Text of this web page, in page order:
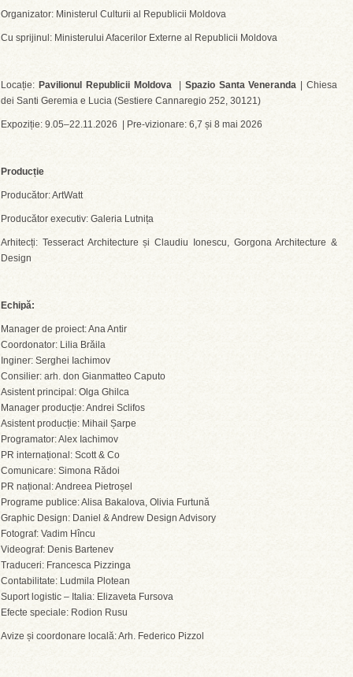
Organizator: Ministerul Culturii al Republicii Moldova
Cu sprijinul: Ministerului Afacerilor Externe al Republicii Moldova
Locație: Pavilionul Republicii Moldova Spazio Santa Veneranda | Chiesa
dei Santi Geremia e Lucia (Sestiere Cannaregio 252, 30121)
Expoziție: 9.05–22.11.2026 | Pre-vizionare: 6,7 și 8 mai 2026
Producție
Producător: ArtWatt
Producător executiv: Galeria Lutnița
Arhitecți: Tesseract Architecture și Claudiu Ionescu, Gorgona Architecture &
Design
Echipă:
Manager de proiect: Ana Antir
Coordonator: Lilia Brăila
Inginer: Serghei Iachimov
Consilier: arh. don Gianmatteo Caputo
Asistent principal: Olga Ghilca
Manager producție: Andrei Sclifos
Asistent producție: Mihail Șarpe
Programator: Alex Iachimov
PR internațional: Scott & Co
Comunicare: Simona Rădoi
PR național: Andreea Pietroșel
Programe publice: Alisa Bakalova, Olivia Furtună
Graphic Design: Daniel & Andrew Design Advisory
Fotograf: Vadim Hîncu
Videograf: Denis Bartenev
Traduceri: Francesca Pizzinga
Contabilitate: Ludmila Plotean
Suport logistic – Italia: Elizaveta Fursova
Efecte speciale: Rodion Rusu
Avize și coordonare locală: Arh. Federico Pizzol